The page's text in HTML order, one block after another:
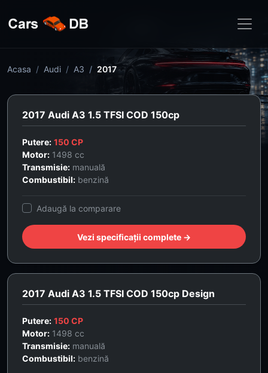
Acasa Audi A3 2017
2017 Audi A3 1.5 TFSI COD 150cp
Putere: 150 CP
Motor: 1498 cc
Transmisie: manuală
Combustibil: benzină
Adaugă la comparare
Vezi specificații complete →
2017 Audi A3 1.5 TFSI COD 150cp Design
Putere: 150 CP
Motor: 1498 cc
Transmisie: manuală
Combustibil: benzină